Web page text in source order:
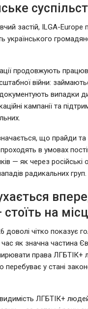
застій, ILGA-Europe
українського
продовжують
війни:
випадки
кампанії та
що прайди та
в умовах
— як через російські
радикальних груп.
на
доволі чітко показує
як значна частина
права ЛГБТІК+
перебуває у стані
видимість ЛГБТІК+